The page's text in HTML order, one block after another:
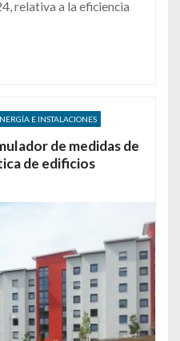
relativa a la eficiencia
E INSTALACIONES
de medidas de
de edificios